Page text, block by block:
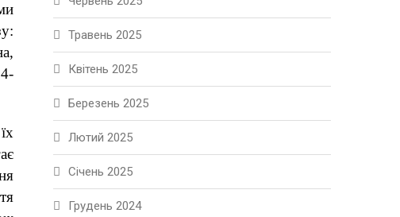
Травень 2025
Квітень 2025
Березень 2025
Лютий 2025
Січень 2025
Грудень 2024